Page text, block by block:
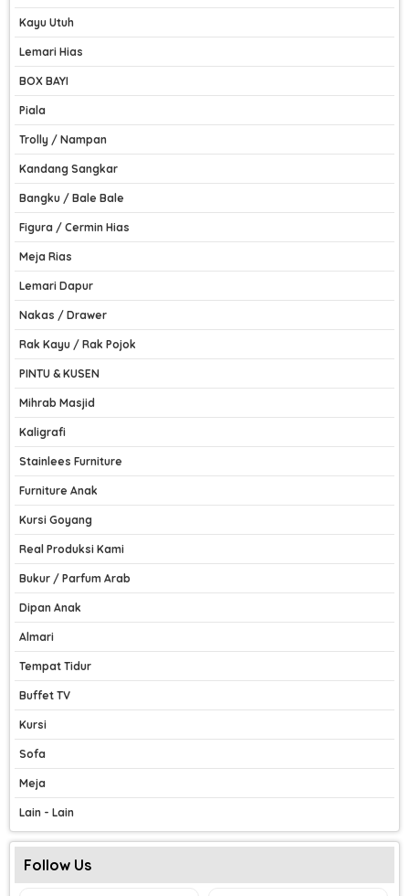
Kayu Utuh
Lemari Hias
BOX BAYI
Piala
Trolly / Nampan
Kandang Sangkar
Bangku / Bale Bale
Figura / Cermin Hias
Meja Rias
Lemari Dapur
Nakas / Drawer
Rak Kayu / Rak Pojok
PINTU & KUSEN
Mihrab Masjid
Kaligrafi
Stainlees Furniture
Furniture Anak
Kursi Goyang
Real Produksi Kami
Bukur / Parfum Arab
Dipan Anak
Almari
Tempat Tidur
Buffet TV
Kursi
Sofa
Meja
Lain - Lain
Follow Us